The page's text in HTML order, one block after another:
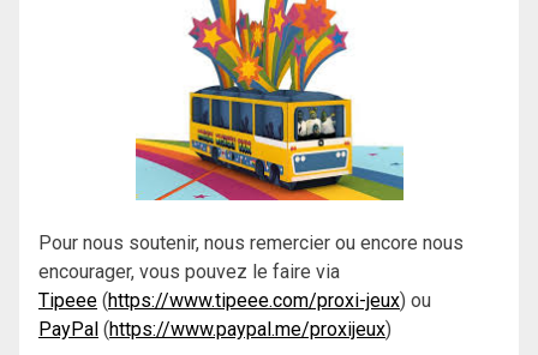
Pour nous soutenir, nous remercier ou encore nous
encourager, vous pouvez le faire via
Tipeee (https://www.tipeee.com/proxi-jeux) ou
PayPal (https://www.paypal.me/proxijeux)